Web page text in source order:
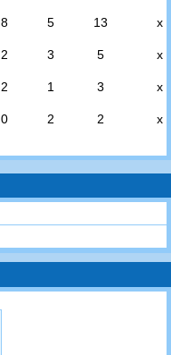
8 5 13 x
2 3 5 x
2 1 3 x
0 2 2 x